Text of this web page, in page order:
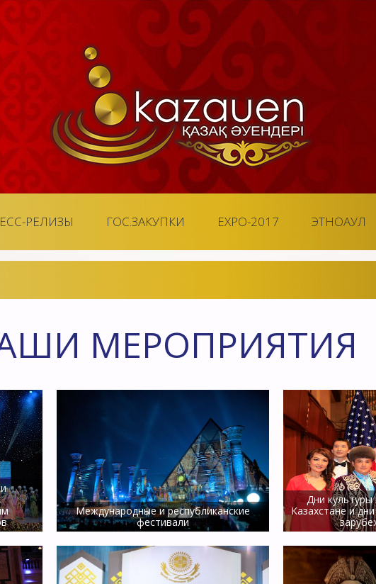
РЕЛИЗЫ ГОС.ЗАКУПКИ EXPO-2017 ЭТНОАУЛ
МЕРОПРИЯТИЯ
Международные и республиканские
фестивали
Дни
Казахстане и